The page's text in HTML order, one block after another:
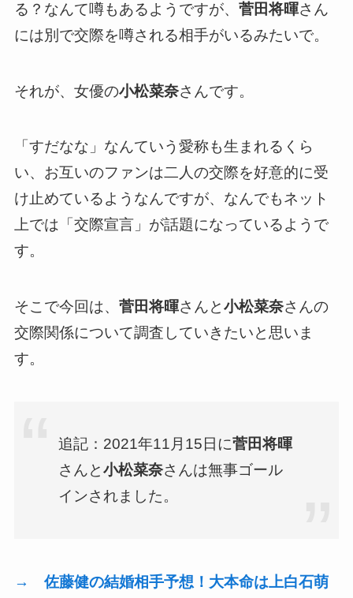
る？なんて噂もあるようですが、 菅田将暉さん
には別で交際を噂される相手がいるみたいで。
それが、女優の小松菜奈さんです。
「すだなな」なんていう愛称も生まれるくら
い、お互いのファンは二人の交際を好意的に受
け止めているようなんですが、なんでもネット
上では「交際宣言」が話題になっているようで
す。
そこで今回は、 菅田将暉さんと小松菜奈さんの
交際関係について調査していきたいと思いま
す。
追記： 2021年11月15日に菅田将暉
さんと小松菜奈さんは無事ゴール
インされました。
→ 佐藤健の結婚相手予想！大本命は上白石萌